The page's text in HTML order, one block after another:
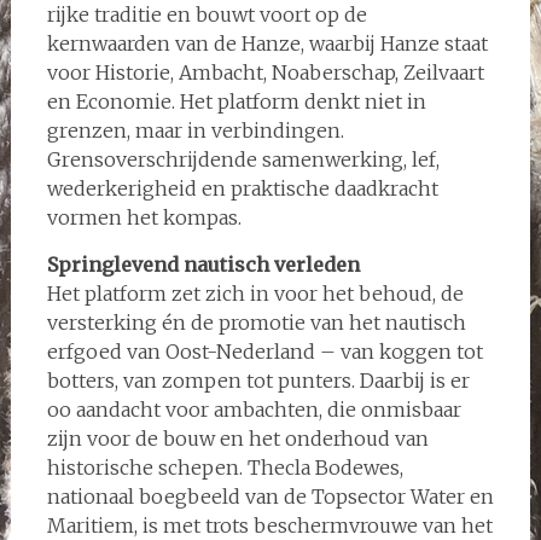
rijke traditie en bouwt voort op de
kernwaarden van de Hanze, waarbij Hanze staat
voor Historie, Ambacht, Noaberschap, Zeilvaart
en Economie. Het platform denkt niet in
grenzen, maar in verbindingen.
Grensoverschrijdende samenwerking, lef,
wederkerigheid en praktische daadkracht
vormen het kompas.
Springlevend nautisch verleden
Het platform zet zich in voor het behoud, de
versterking én de promotie van het nautisch
erfgoed van Oost-Nederland – van koggen tot
botters, van zompen tot punters. Daarbij is er
oo aandacht voor ambachten, die onmisbaar
zijn voor de bouw en het onderhoud van
historische schepen. Thecla Bodewes,
nationaal boegbeeld van de Topsector Water en
Maritiem, is met trots beschermvrouwe van het